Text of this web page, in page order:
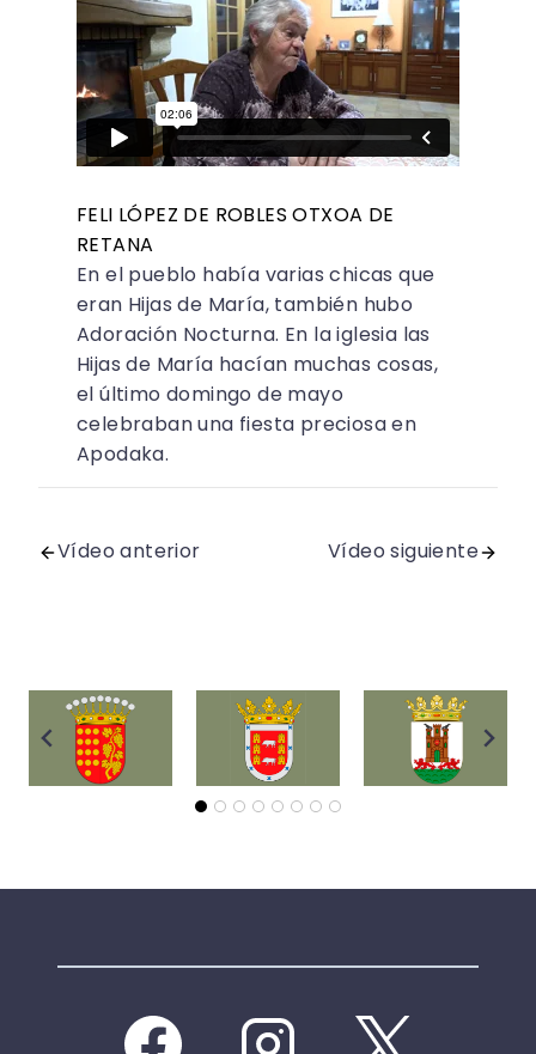
FELI LÓPEZ DE ROBLES OTXOA DE
RETANA
En el pueblo había varias chicas que
eran Hijas de María, también hubo
Adoración Nocturna. En la iglesia las
Hijas de María hacían muchas cosas,
el último domingo de mayo
celebraban una fiesta preciosa en
Apodaka.
Vídeo anterior Vídeo siguiente